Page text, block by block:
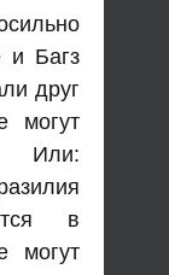
и Багз
друг
могут
Или:
в
могут